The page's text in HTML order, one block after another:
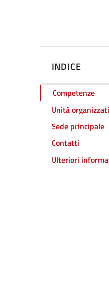
INDICE
Competenze
Unità
Sede principale
Contatti
Ulteriori